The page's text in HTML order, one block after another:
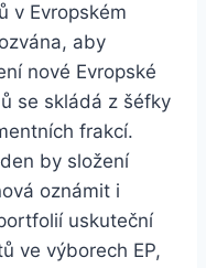
v Evropském
aby
nové Evropské
se skládá z šéfky
frakcí.
by složení
oznámit i
uskuteční
ve výborech EP,